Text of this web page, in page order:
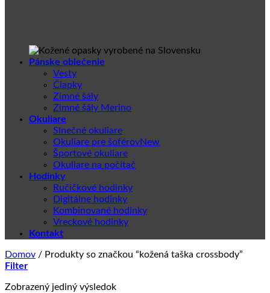
Pánske oblečenie
Vesty
Čiapky
Zimné šály
Zimné šály Merino
Okuliare
Slnečné okuliare
Okuliare pre šoférov
Športové okuliare
Okuliare na počítač
Hodinky
Ručičkové hodinky
Digitálne hodinky
Kombinované hodinky
Vreckové hodinky
Kontakt
Domov / Produkty so značkou “kožená taška crossbody”
Filter
Zobrazený jediný výsledok